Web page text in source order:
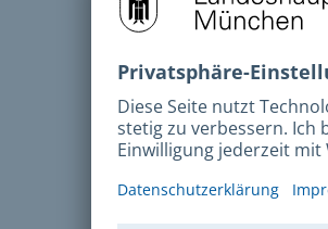
Anfahrt
Anfahrt mit MVV